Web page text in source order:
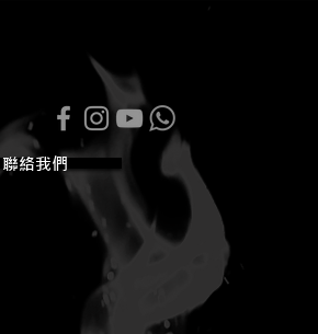
聯絡我們